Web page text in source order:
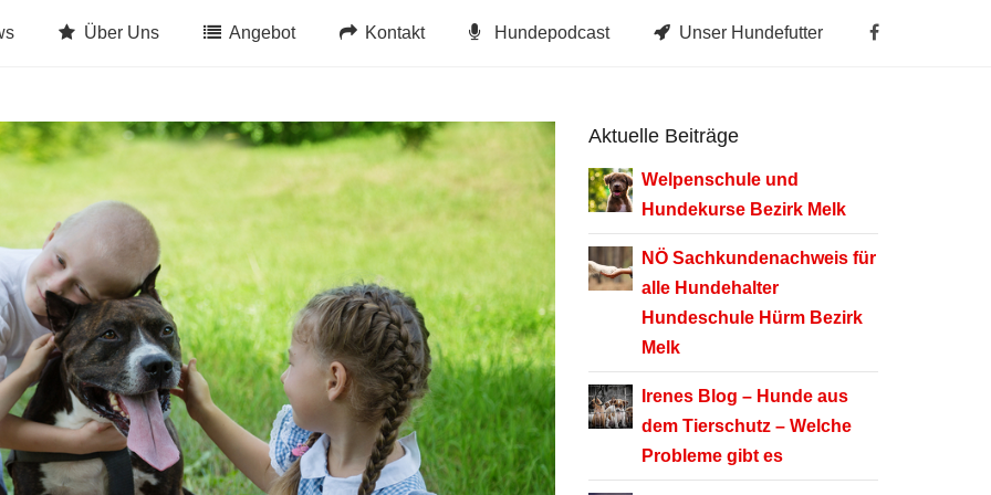
Über Uns Angebot Kontakt Hundepodcast Unser Hundefutter
Aktuelle Beiträge
Welpenschule und
Hundekurse Bezirk Melk
NÖ Sachkundenachweis für
alle Hundehalter
Hundeschule Hürm Bezirk
Melk
Irenes Blog – Hunde aus
dem Tierschutz – Welche
Probleme gibt es